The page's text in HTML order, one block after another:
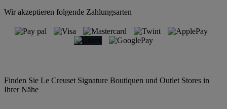
Wir akzeptieren folgende Zahlungsarten
Finden Sie Le Creuset Signature Boutiquen und Outlet Stores in
Ihrer Nähe